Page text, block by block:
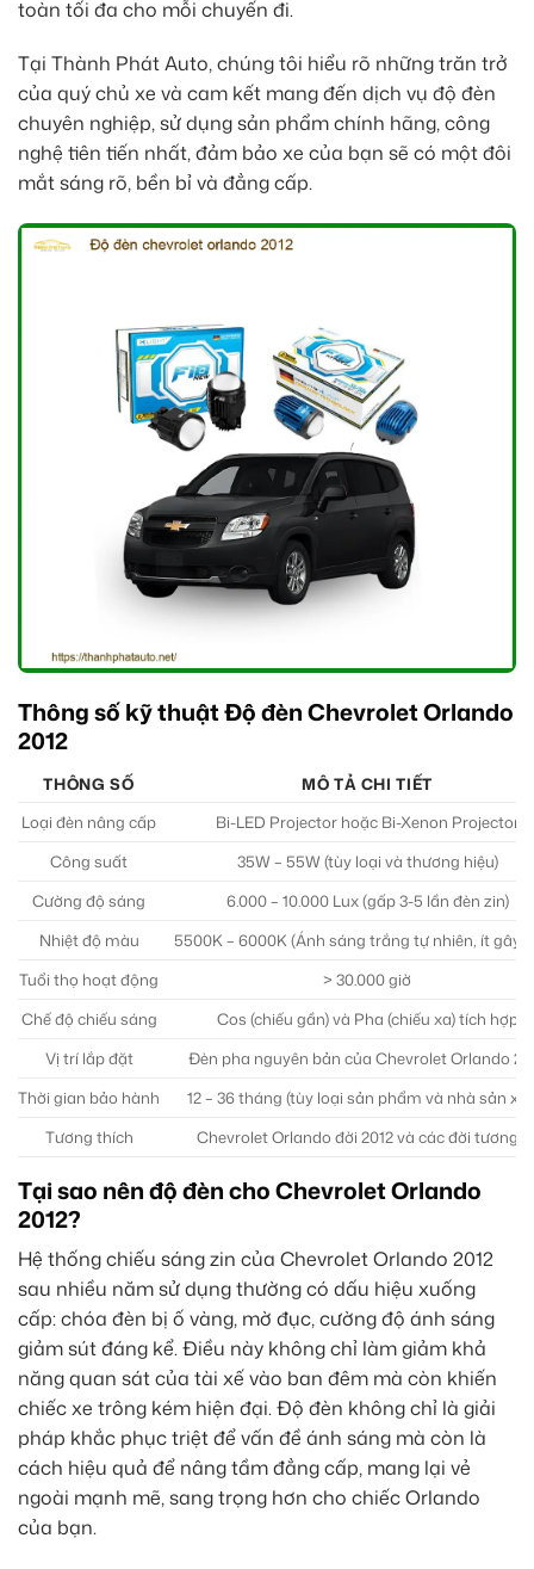
toàn tối đa cho mỗi chuyến đi.
Tại Thành Phát Auto, chúng tôi hiểu rõ những trăn trở
của quý chủ xe và cam kết mang đến dịch vụ độ đèn
chuyên nghiệp, sử dụng sản phẩm chính hãng, công
nghệ tiên tiến nhất, đảm bảo xe của bạn sẽ có một đôi
mắt sáng rõ, bền bỉ và đẳng cấp.
Thông số kỹ thuật Độ đèn Chevrolet Orlando
2012
THÔNG SỐ
MÔ TẢ CHI TIẾT
Loại đèn nâng cấp
Bi-LED Projector hoặc Bi-Xenon Projector
Công suất
35W – 55W (tùy loại và thương hiệu)
Cường độ sáng
6.000 – 10.000 Lux (gấp 3-5 lần đèn zin)
Nhiệt độ màu
5500K – 6000K (Ánh sáng trắng tự nhiên, ít gây
Tuổi thọ hoạt động
> 30.000 giờ
Chế độ chiếu sáng
Cos (chiếu gần) và Pha (chiếu xa) tích hợp
Vị trí lắp đặt
Đèn pha nguyên bản của Chevrolet Orlando
Thời gian bảo hành
12 – 36 tháng (tùy loại sản phẩm và nhà sản
Tương thích
Chevrolet Orlando đời 2012 và các đời tương
Tại sao nên độ đèn cho Chevrolet Orlando
2012?
Hệ thống chiếu sáng zin của Chevrolet Orlando 2012
sau nhiều năm sử dụng thường có dấu hiệu xuống
cấp: chóa đèn bị ố vàng, mờ đục, cường độ ánh sáng
giảm sút đáng kể. Điều này không chỉ làm giảm khả
năng quan sát của tài xế vào ban đêm mà còn khiến
chiếc xe trông kém hiện đại. Độ đèn không chỉ là giải
pháp khắc phục triệt để vấn đề ánh sáng mà còn là
cách hiệu quả để nâng tầm đẳng cấp, mang lại vẻ
ngoài mạnh mẽ, sang trọng hơn cho chiếc Orlando
của bạn.